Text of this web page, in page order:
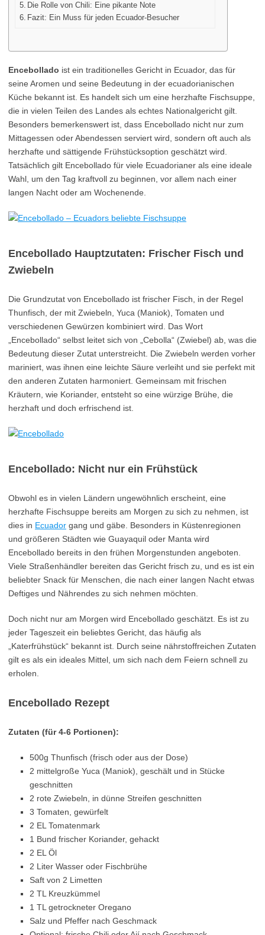
Die Rolle von Chili: Eine pikante Note
Fazit: Ein Muss für jeden Ecuador-Besucher
Encebollado ist ein traditionelles Gericht in Ecuador, das für
seine Aromen und seine Bedeutung in der ecuadorianischen
Küche bekannt ist. Es handelt sich um eine herzhafte Fischsuppe,
die in vielen Teilen des Landes als echtes Nationalgericht gilt.
Besonders bemerkenswert ist, dass Encebollado nicht nur zum
Mittagessen oder Abendessen serviert wird, sondern oft auch als
herzhafte und sättigende Frühstücksoption geschätzt wird.
Tatsächlich gilt Encebollado für viele Ecuadorianer als eine ideale
Wahl, um den Tag kraftvoll zu beginnen, vor allem nach einer
langen Nacht oder am Wochenende.
Encebollado Hauptzutaten: Frischer Fisch und
Zwiebeln
Die Grundzutat von Encebollado ist frischer Fisch, in der Regel
Thunfisch, der mit Zwiebeln, Yuca (Maniok), Tomaten und
verschiedenen Gewürzen kombiniert wird. Das Wort
„Encebollado“ selbst leitet sich von „Cebolla“ (Zwiebel) ab, was die
Bedeutung dieser Zutat unterstreicht. Die Zwiebeln werden vorher
mariniert, was ihnen eine leichte Säure verleiht und sie perfekt mit
den anderen Zutaten harmoniert. Gemeinsam mit frischen
Kräutern, wie Koriander, entsteht so eine würzige Brühe, die
herzhaft und doch erfrischend ist.
Encebollado: Nicht nur ein Frühstück
Obwohl es in vielen Ländern ungewöhnlich erscheint, eine
herzhafte Fischsuppe bereits am Morgen zu sich zu nehmen, ist
dies in Ecuador gang und gäbe. Besonders in Küstenregionen
und größeren Städten wie Guayaquil oder Manta wird
Encebollado bereits in den frühen Morgenstunden angeboten.
Viele Straßenhändler bereiten das Gericht frisch zu, und es ist ein
beliebter Snack für Menschen, die nach einer langen Nacht etwas
Deftiges und Nährendes zu sich nehmen möchten.
Doch nicht nur am Morgen wird Encebollado geschätzt. Es ist zu
jeder Tageszeit ein beliebtes Gericht, das häufig als
„Katerfrühstück“ bekannt ist. Durch seine nährstoffreichen Zutaten
gilt es als ein ideales Mittel, um sich nach dem Feiern schnell zu
erholen.
Encebollado Rezept
Zutaten (für 4-6 Portionen):
500g Thunfisch (frisch oder aus der Dose)
2 mittelgroße Yuca (Maniok), geschält und in Stücke
geschnitten
2 rote Zwiebeln, in dünne Streifen geschnitten
3 Tomaten, gewürfelt
2 EL Tomatenmark
1 Bund frischer Koriander, gehackt
2 EL Öl
2 Liter Wasser oder Fischbrühe
Saft von 2 Limetten
2 TL Kreuzkümmel
1 TL getrockneter Oregano
Salz und Pfeffer nach Geschmack